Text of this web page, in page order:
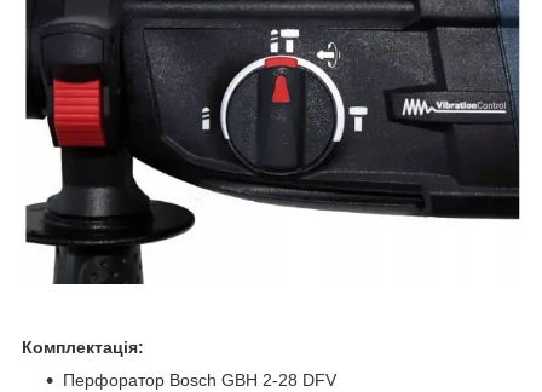
Комплектація:
Перфоратор Bosch GBH 2-28 DFV